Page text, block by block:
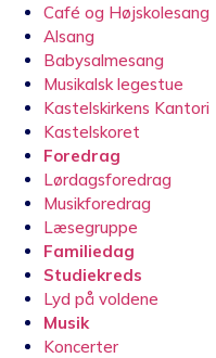
Café og Højskolesang
Alsang
Babysalmesang
Musikalsk legestue
Kastelskirkens Kantori
Kastelskoret
Foredrag
Lørdagsforedrag
Musikforedrag
Læsegruppe
Familiedag
Studiekreds
Lyd på voldene
Musik
Koncerter